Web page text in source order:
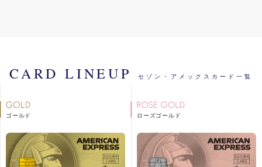
完全個室の会員制インドアゴルフ場
『Lounge Range』ご優待
スイングタイプ診断 by TensorGolfご
優待
CARD LINEUP セゾン・アメックスカード一覧
ゴールド ローズゴールド